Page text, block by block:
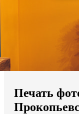
Мы доставляем по
Продолжить без
Печать